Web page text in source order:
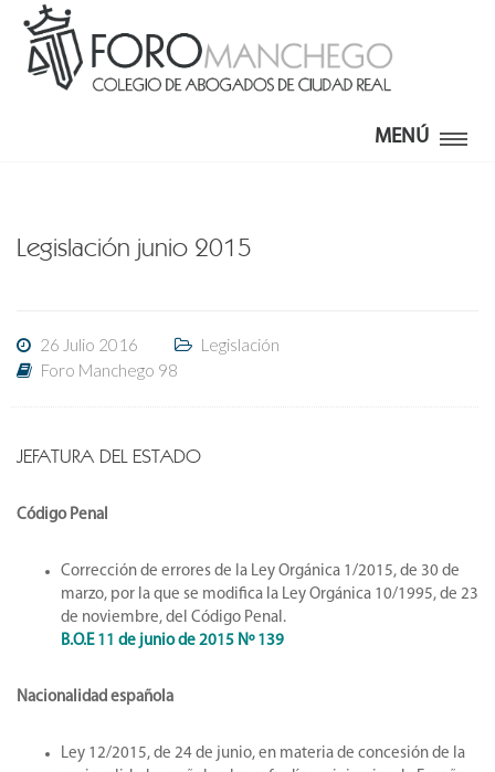
MENÚ
Legislación junio 2015
26 Julio 2016
Legislación
Foro Manchego 98
JEFATURA DEL ESTADO
Código Penal
Corrección de errores de la Ley Orgánica 1/2015, de 30 de
marzo, por la que se modifica la Ley Orgánica 10/1995, de 23
de noviembre, del Código Penal.
B.O.E 11 de junio de 2015 Nº 139
Nacionalidad española
Ley 12/2015, de 24 de junio, en materia de concesión de la